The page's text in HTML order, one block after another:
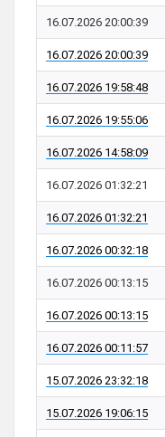
16.07.2026 20:00:39
16.07.2026 20:00:39
16.07.2026 19:58:48
16.07.2026 19:55:06
16.07.2026 14:58:09
16.07.2026 01:32:21
16.07.2026 01:32:21
16.07.2026 00:32:18
16.07.2026 00:13:15
16.07.2026 00:13:15
16.07.2026 00:11:57
15.07.2026 23:32:18
15.07.2026 19:06:15